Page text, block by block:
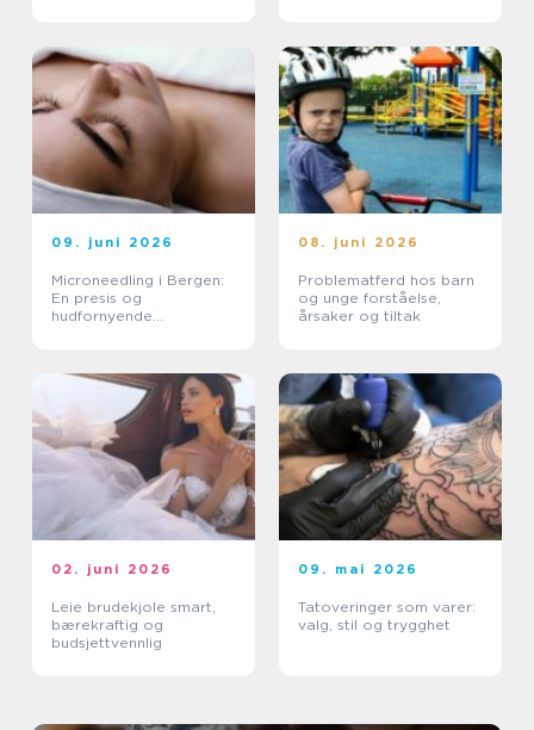
09. juni 2026
Microneedling i Bergen:
En presis og
hudfornyende
08. juni 2026
Problematferd hos barn
og unge forståelse,
årsaker og tiltak
02. juni 2026
Leie brudekjole smart,
bærekraftig og
budsjettvennlig
09. mai 2026
Tatoveringer som varer:
valg, stil og trygghet